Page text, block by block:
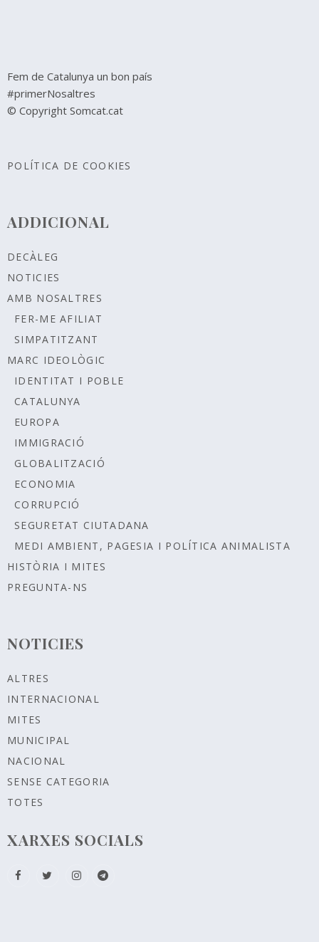
Fem de Catalunya un bon país
#primerNosaltres
© Copyright Somcat.cat
POLÍTICA DE COOKIES
ADDICIONAL
DECÀLEG
NOTICIES
AMB NOSALTRES
FER-ME AFILIAT
SIMPATITZANT
MARC IDEOLÒGIC
IDENTITAT I POBLE
CATALUNYA
EUROPA
IMMIGRACIÓ
GLOBALITZACIÓ
ECONOMIA
CORRUPCIÓ
SEGURETAT CIUTADANA
MEDI AMBIENT, PAGESIA I POLÍTICA ANIMALISTA
HISTÒRIA I MITES
PREGUNTA-NS
NOTICIES
ALTRES
INTERNACIONAL
MITES
MUNICIPAL
NACIONAL
SENSE CATEGORIA
TOTES
XARXES SOCIALS